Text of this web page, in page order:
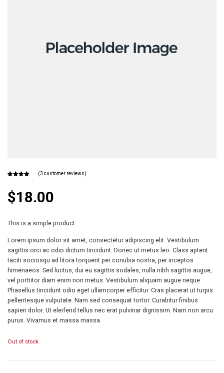
of 5
based on
customer
(3 customer reviews)
$18.00
This is a simple product.
Lorem ipsum dolor sit amet, consectetur adipiscing elit. Vestibulum
sagittis orci ac odio dictum tincidunt. Donec ut metus leo. Class aptent
taciti sociosqu ad litora torquent per conubia nostra, per inceptos
himenaeos. Sed luctus, dui eu sagittis sodales, nulla nibh sagittis augue,
vel porttitor diam enim non metus. Vestibulum aliquam augue neque.
Phasellus tincidunt odio eget ullamcorper efficitur. Cras placerat ut turpis
pellentesque vulputate. Nam sed consequat tortor. Curabitur finibus
sapien dolor. Ut eleifend tellus nec erat pulvinar dignissim. Nam non arcu
purus. Vivamus et massa massa.
Out of stock